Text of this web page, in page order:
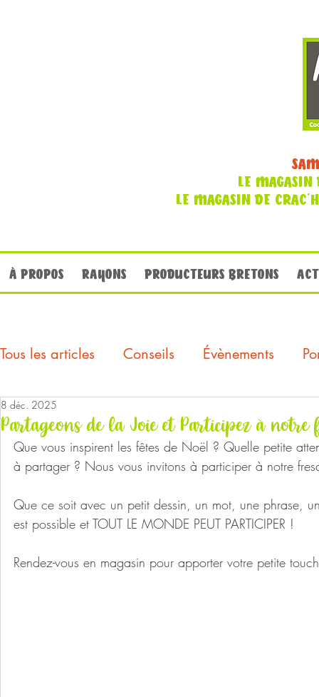
LE MAGASIN
LE MAGASIN DE
À PROPOS RAYONS PRODUCTEURS BRETONS
Tous les articles Conseils Évènements
Partageons de la Joie et Participez à
8 déc. 2025
Que vous inspirent les fêtes de Noël ? Quelle petite
à partager ? Nous vous invitons à participer à notre
Que ce soit avec un petit dessin, un mot, une phrase,
est possible et TOUT LE MONDE PEUT PARTICIPER !
Rendez-vous en magasin pour apporter votre petite